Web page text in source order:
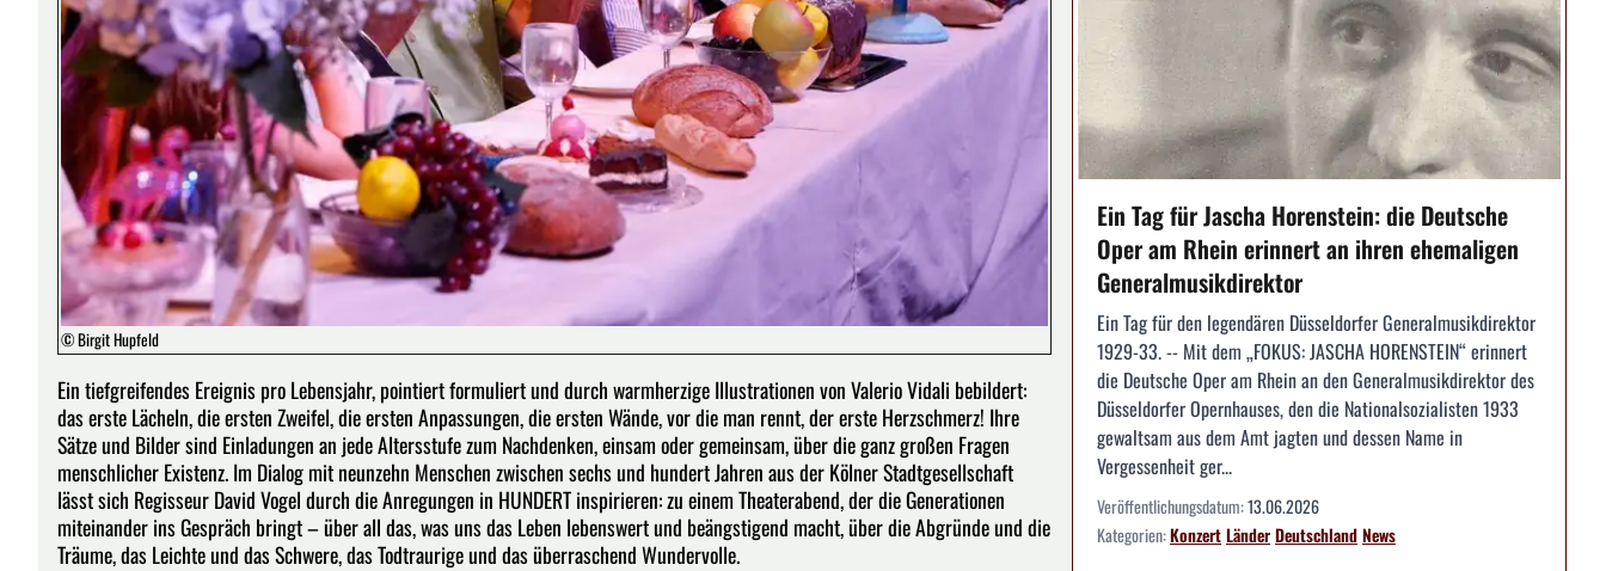
© Birgit Hupfeld
Ein tiefgreifendes Ereignis pro Lebensjahr, pointiert formuliert und durch warmherzige Illustrationen von Valerio Vidali bebildert:
das erste Lächeln, die ersten Zweifel, die ersten Anpassungen, die ersten Wände, vor die man rennt, der erste Herzschmerz! Ihre
Sätze und Bilder sind Einladungen an jede Altersstufe zum Nachdenken, einsam oder gemeinsam, über die ganz großen Fragen
menschlicher Existenz. Im Dialog mit neunzehn Menschen zwischen sechs und hundert Jahren aus der Kölner Stadtgesellschaft
lässt sich Regisseur David Vogel durch die Anregungen in HUNDERT inspirieren: zu einem Theaterabend, der die Generationen
miteinander ins Gespräch bringt – über all das, was uns das Leben lebenswert und beängstigend macht, über die Abgründe und die
Träume, das Leichte und das Schwere, das Todtraurige und das überraschend Wundervolle.
Ein Tag für Jascha Horenstein: die Deutsche
Oper am Rhein erinnert an ihren ehemaligen
Generalmusikdirektor
Ein Tag für den legendären Düsseldorfer Generalmusikdirektor
1929-33. -- Mit dem „FOKUS: JASCHA HORENSTEIN“ erinnert
die Deutsche Oper am Rhein an den Generalmusikdirektor des
Düsseldorfer Opernhauses, den die Nationalsozialisten 1933
gewaltsam aus dem Amt jagten und dessen Name in
Vergessenheit ger...
Veröffentlichungsdatum:13.06.2026
Kategorien:KonzertLänderDeutschlandNews